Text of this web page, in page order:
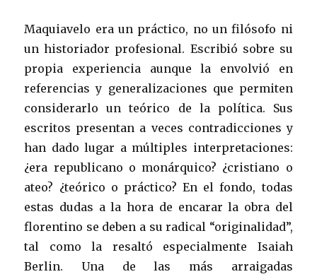
Maquiavelo era un práctico, no un filósofo ni
un historiador profesional. Escribió sobre su
propia experiencia aunque la envolvió en
referencias y generalizaciones que permiten
considerarlo un teórico de la política. Sus
escritos presentan a veces contradicciones y
han dado lugar a múltiples interpretaciones:
¿era republicano o monárquico? ¿cristiano o
ateo? ¿teórico o práctico? En el fondo, todas
estas dudas a la hora de encarar la obra del
florentino se deben a su radical “originalidad”,
tal como la resaltó especialmente Isaiah
Berlin. Una de las más arraigadas